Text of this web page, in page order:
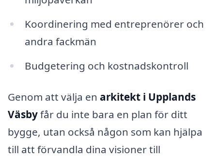
Koordinering med entreprenörer och
andra fackmän
Budgetering och kostnadskontroll
Genom att välja en arkitekt i Upplands
Väsbyfår du inte bara en plan för ditt
bygge, utan också någon som kan hjälpa
till att förvandla dina visioner till